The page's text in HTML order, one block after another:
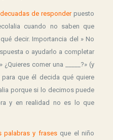
de responder puesto
cuando no saben que
decir. Importancia del » No
o ayudarlo a completar
comer una _____?» (y
que él decida qué quiere
porque si lo decimos puede
y en realidad no es lo que
palabras y frasesque el niño